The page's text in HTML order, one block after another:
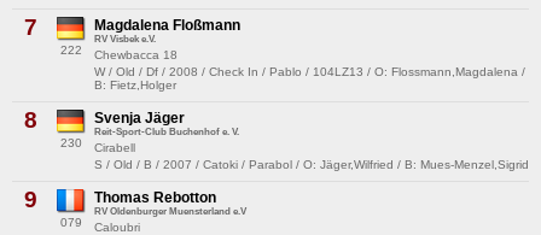
7
222
Magdalena Floßmann
RV Visbek e.V.
Chewbacca 18
W / Old / Df / 2008 / Check In / Pablo / 104LZ13 / O: Flossmann,Magdalena /
B: Fietz,Holger
8
230
Svenja Jäger
Reit-Sport-Club Buchenhof e. V.
Cirabell
S / Old / B / 2007 / Catoki / Parabol / O: Jäger,Wilfried / B: Mues-Menzel,Sigrid
9
079
Thomas Rebotton
RV Oldenburger Muensterland e.V
Caloubri